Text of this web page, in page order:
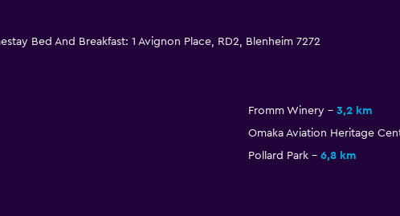
Bed And Breakfast: 1 Avignon Place, RD2, Blenheim 7272
Fromm Winery
3,2 km
Omaka Aviation Heritage
Pollard Park 6,8 km